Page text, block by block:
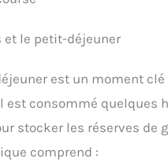
et le petit-déjeuner
est un moment clé
est consommé quelques
stocker les réserves de
comprend :